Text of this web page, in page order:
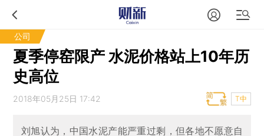
公司
夏季停窑限产 水泥价格站上10年历
史高位
2018年05月25日 17:42 T中
刘旭认为，中国水泥产能严重过剩，但各地不愿意自